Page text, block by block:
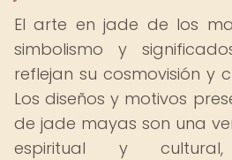
El arte en jade de los
simbolismo y
reflejan su cosmovisión y
Los diseños y motivos
de jade mayas son una
espiritual y cultural,